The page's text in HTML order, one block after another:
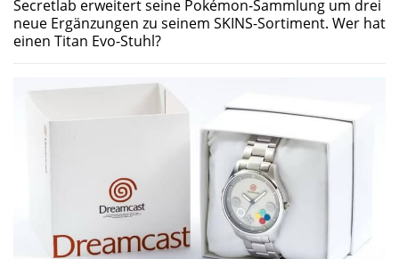
Secretlab erweitert seine Pokémon-Sammlung um drei
neue Ergänzungen zu seinem SKINS-Sortiment. Wer hat
einen Titan Evo-Stuhl?